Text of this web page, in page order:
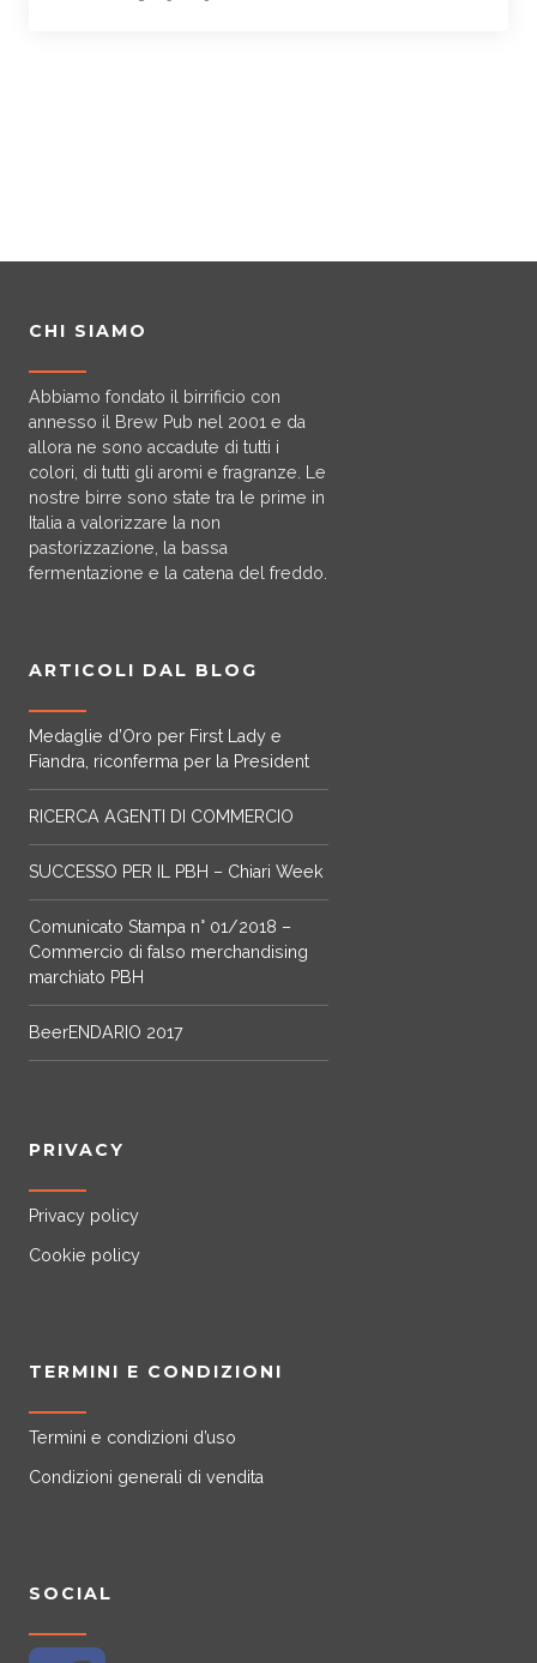
CHI SIAMO
Abbiamo fondato il birrificio con
annesso il Brew Pub nel 2001 e da
allora ne sono accadute di tutti i
colori, di tutti gli aromi e fragranze. Le
nostre birre sono state tra le prime in
Italia a valorizzare la non
pastorizzazione, la bassa
fermentazione e la catena del freddo.
ARTICOLI DAL BLOG
Medaglie d’Oro per First Lady e
Fiandra, riconferma per la President
RICERCA AGENTI DI COMMERCIO
SUCCESSO PER IL PBH – Chiari Week
Comunicato Stampa n° 01/2018 –
Commercio di falso merchandising
marchiato PBH
BeerENDARIO 2017
PRIVACY
Privacy policy
Cookie policy
TERMINI E CONDIZIONI
Termini e condizioni d’uso
Condizioni generali di vendita
SOCIAL